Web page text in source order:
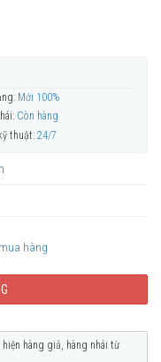
Mới 100%
Còn hàng
thuật: 24/7
hàng
hàng giả, hàng nhái từ